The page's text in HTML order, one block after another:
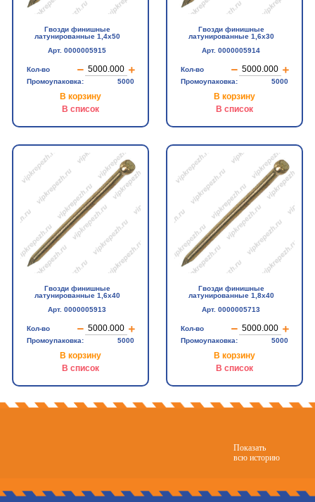
Гвозди финишные
латунированные 1,4х50
Арт. 0000005915
Кол-во
Промоупаковка:
5000
В корзину
В список
Гвозди финишные
латунированные 1,6х30
Арт. 0000005914
Кол-во
Промоупаковка:
5000
В корзину
В список
Гвозди финишные
латунированные 1,6х40
Арт. 0000005913
Кол-во
Промоупаковка:
5000
В корзину
В список
Гвозди финишные
латунированные 1,8х40
Арт. 0000005713
Кол-во
Промоупаковка:
5000
В корзину
В список
Показать
всю историю